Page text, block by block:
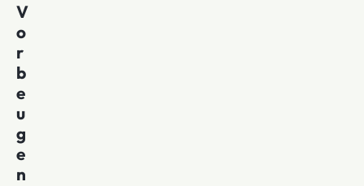
V
o
r
b
e
u
g
e
n